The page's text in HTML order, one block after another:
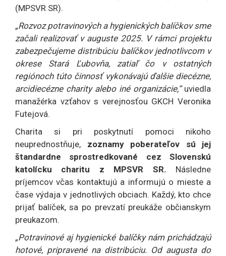
(MPSVR SR).
„Rozvoz potravinových a hygienických balíčkov sme
začali realizovať v auguste 2025. V rámci projektu
zabezpečujeme distribúciu balíčkov jednotlivcom v
okrese Stará Ľubovňa, zatiaľ čo v ostatných
regiónoch túto činnosť vykonávajú ďalšie diecézne,
arcidiecézne charity alebo iné organizácie,“ uviedla
manažérka vzťahov s verejnosťou GKCH Veronika
Futejová.
Charita si pri poskytnutí pomoci nikoho
neuprednostňuje, zoznamy poberateľov sú jej
štandardne sprostredkované cez Slovenskú
katolícku charitu z MPSVR SR. Následne
príjemcov včas kontaktujú a informujú o mieste a
čase výdaja v jednotlivých obciach. Každý, kto chce
prijať balíček, sa po prevzatí preukáže občianskym
preukazom.
„Potravinové aj hygienické balíčky nám prichádzajú
hotové, pripravené na distribúciu. Od augusta do